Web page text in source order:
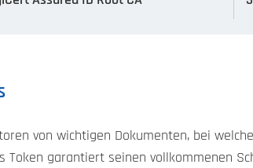
von wichtigen Dokumenten, bei
garantiert seinen vollkommenen